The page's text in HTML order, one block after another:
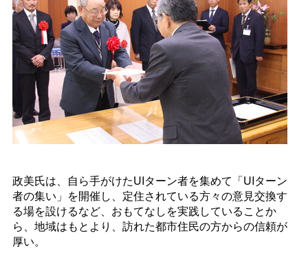
政美氏は、自ら手がけたUIターン者を集めて「UIターン
者の集い」を開催し、定住されている方々の意見交換す
る場を設けるなど、おもてなしを実践していることか
ら、地域はもとより、訪れた都市住民の方からの信頼が
厚い。